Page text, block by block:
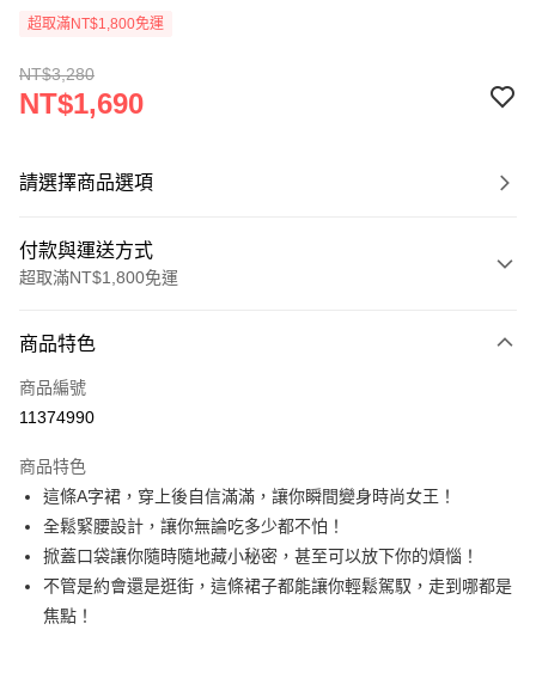
超取滿NT$1,800免運
NT$3,280
NT$1,690
請選擇商品選項
付款與運送方式
超取滿NT$1,800免運
信用卡一次付款
超商取貨付款
Apple Pay
悠遊付
Google Pay
全盈+PAY
商品特色
商品編號
11374990
商品特色
這條A字裙，穿上後自信滿滿，讓你瞬間變身時尚女王！
全鬆緊腰設計，讓你無論吃多少都不怕！
掀蓋口袋讓你隨時隨地藏小秘密，甚至可以放下你的煩惱！
不管是約會還是逛街，這條裙子都能讓你輕鬆駕馭，走到哪都是
焦點！